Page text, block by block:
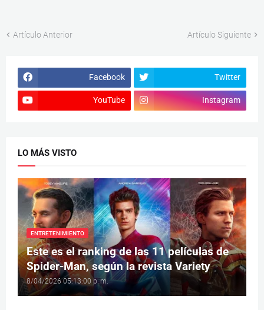
Artículo Anterior Artículo Siguiente
Facebook Twitter
YouTube Instagram
LO MÁS VISTO
ENTRETENIMIENTO
Este es el ranking de las 11 películas de
Spider-Man, según la revista Variety
8/04/2026 05:13:00 p. m.